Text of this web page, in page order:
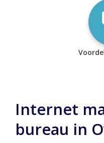
Internet
bureau in